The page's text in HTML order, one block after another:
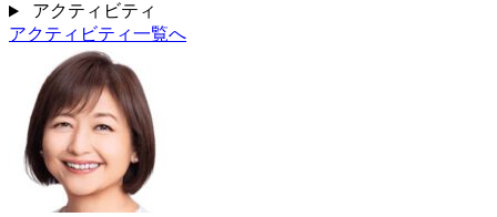
アクティビティ
アクティビティ一覧へ